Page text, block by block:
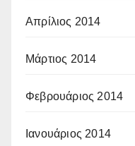
Απρίλιος 2014
Μάρτιος 2014
Φεβρουάριος 2014
Ιανουάριος 2014